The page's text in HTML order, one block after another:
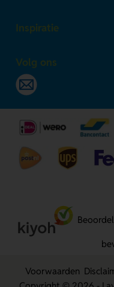
Inspiratie
Volg ons
Voorwaarden